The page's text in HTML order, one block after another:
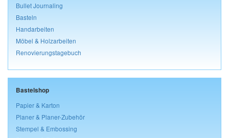
Bullet Journaling
Basteln
Handarbeiten
Möbel & Holzarbeiten
Renovierungstagebuch
Bastelshop
Papier & Karton
Planer & Planer-Zubehör
Stempel & Embossing